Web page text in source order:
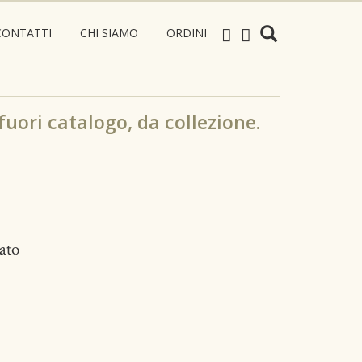
CHI SIAMO ORDINI
catalogo, da collezione.